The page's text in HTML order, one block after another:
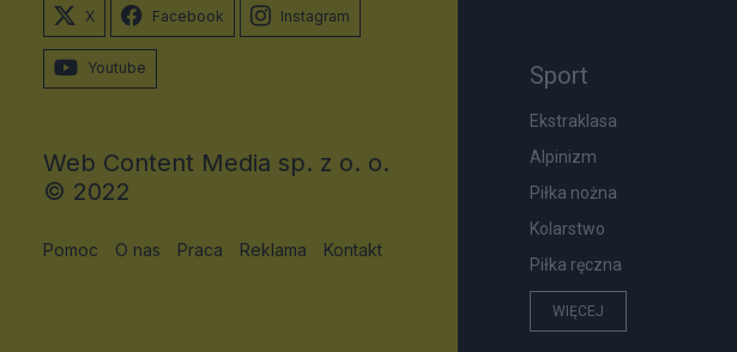
Sport
Ekstraklasa
Alpinizm
Piłka nożna
Kolarstwo
Piłka ręczna
WIĘCEJ
X Facebook Instagram
Youtube
Web Content Media sp. z o. o.
© 2022
Pomoc O nas Praca Reklama Kontakt